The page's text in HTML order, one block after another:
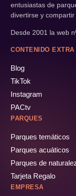
entusiastas de
divertirse y
Desde 2001 la web
CONTENIDO EXTRA
Blog
TikTok
Instagram
PACtv
PARQUES
Parques temáticos
Parques acuáticos
Parques de
Tarjeta Regalo
EMPRESA